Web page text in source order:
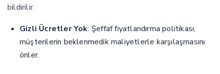
bildirilir.
Gizli Ücretler Yok: Şeffaf fiyatlandırma politikası,
müşterilerin beklenmedik maliyetlerle karşılaşmasını
önler.